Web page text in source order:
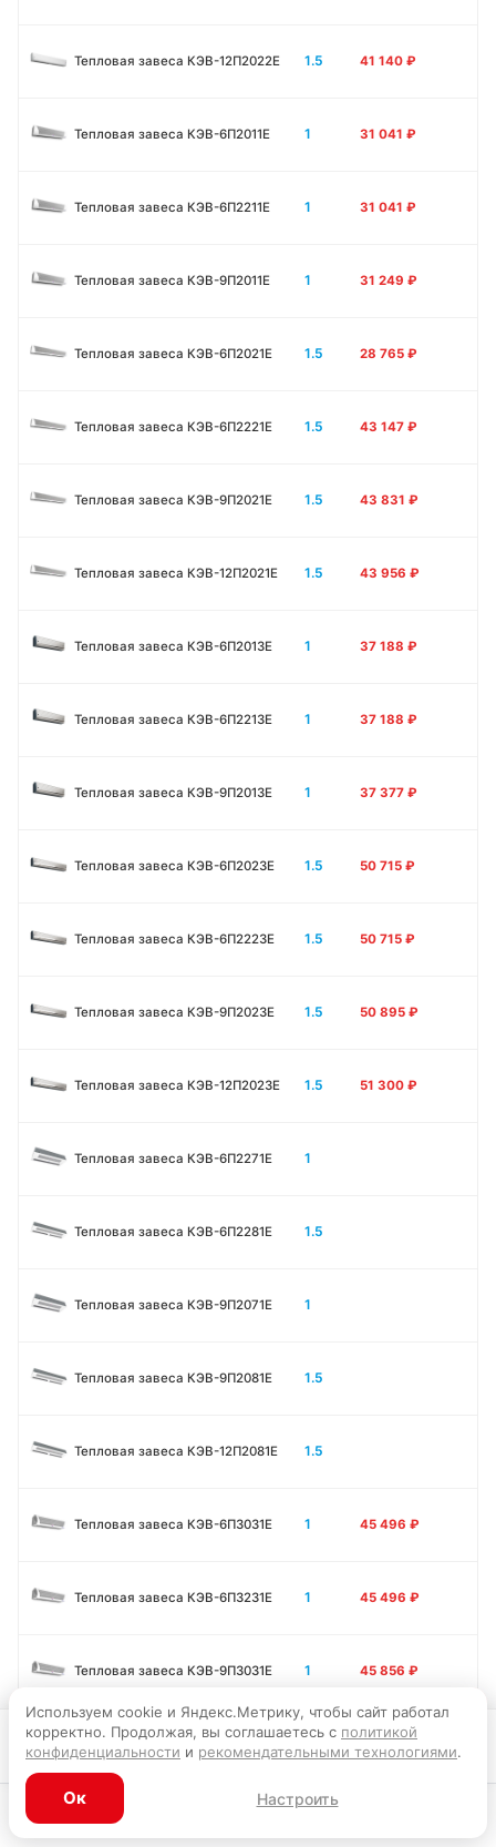
Главная
Тепловая завеса КЭВ-12П2022Е 1.5 41 140 ₽
Тепловая завеса КЭВ-6П2011E 1 31 041 ₽
Тепловая завеса КЭВ-6П2211E 1 31 041 ₽
Тепловая завеса КЭВ-9П2011E 1 31 249 ₽
Тепловая завеса КЭВ-6П2021E 1.5 28 765 ₽
Тепловая завеса КЭВ-6П2221E 1.5 43 147 ₽
Тепловая завеса КЭВ-9П2021E 1.5 43 831 ₽
Тепловая завеса КЭВ-12П2021E 1.5 43 956 ₽
Тепловая завеса КЭВ-6П2013E 1 37 188 ₽
Тепловая завеса КЭВ-6П2213Е 1 37 188 ₽
Тепловая завеса КЭВ-9П2013E 1 37 377 ₽
Тепловая завеса КЭВ-6П2023E 1.5 50 715 ₽
Тепловая завеса КЭВ-6П2223E 1.5 50 715 ₽
Тепловая завеса КЭВ-9П2023E 1.5 50 895 ₽
Тепловая завеса КЭВ-12П2023E 1.5 51 300 ₽
Тепловая завеса КЭВ-6П2271E 1
Тепловая завеса КЭВ-6П2281E 1.5
Тепловая завеса КЭВ-9П2071E 1
Тепловая завеса КЭВ-9П2081E 1.5
Тепловая завеса КЭВ-12П2081E 1.5
Тепловая завеса КЭВ-6П3031E 1 45 496 ₽
Тепловая завеса КЭВ-6П3231E 1 45 496 ₽
Тепловая завеса КЭВ-9П3031E 1 45 856 ₽
Тепловая завеса КЭВ-12П3031E 45 946₽
Тепловая завеса КЭВ-9П3011E
Используем cookie и Яндекс.Метрику, чтобы сайт работал
корректно. Продолжая, вы соглашаетесь с политикой
конфиденциальности и рекомендательными технологиями.
Ок Настроить
В корзину